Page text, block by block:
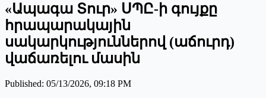
«Ապագա Տուր» ՍՊԸ-ի գույքը
հրապարակային
սակարկություններով (աճուրդ)
վաճառելու մասին
Published: 05/13/2026, 09:18 PM